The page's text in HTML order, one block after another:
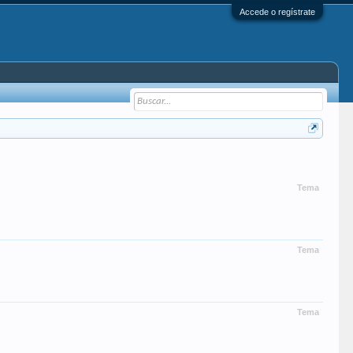
Accede o regístrate
Tema
Tema
Tema